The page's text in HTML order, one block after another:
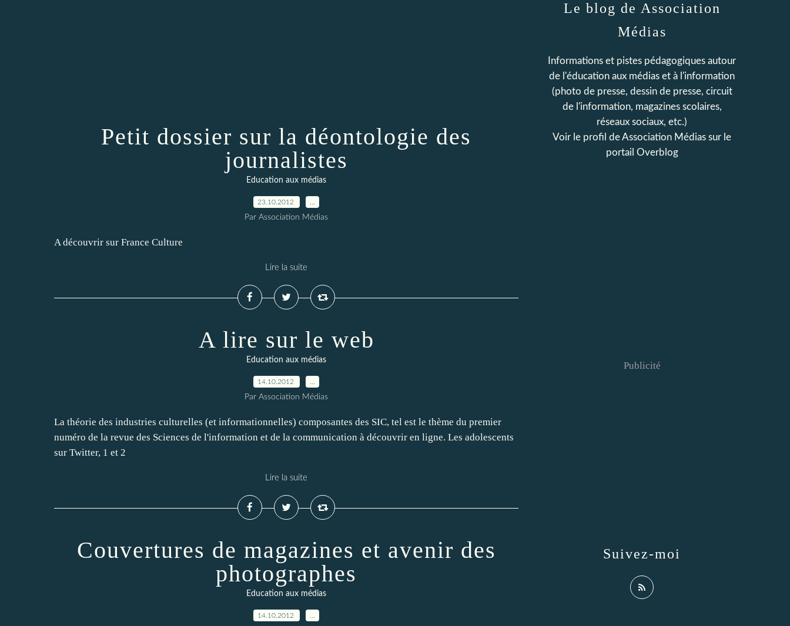
Petit dossier sur la déontologie des
journalistes
Education aux médias
23.10.2012
Par Association Médias
A découvrir sur France Culture
Lire la suite
A lire sur le web
Education aux médias
14.10.2012
Par Association Médias
La théorie des industries culturelles (et informationnelles) composantes des SIC, tel est le thème du premier
numéro de la revue des Sciences de l'information et de la communication à découvrir en ligne. Les adolescents
sur Twitter, 1 et 2
Lire la suite
Couvertures de magazines et avenir des
photographes
Education aux médias
14.10.2012
Le blog de Association
Médias
Informations et pistes pédagogiques autour
de l'éducation aux médias et à l'information
(photo de presse, dessin de presse, circuit
de l'information, magazines scolaires,
réseaux sociaux, etc.)
Voir le profil deAssociation Médias sur le
portail Overblog
Suivez-moi
Publicité